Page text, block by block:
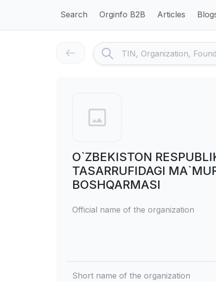
Search Orginfo B2B Articles
O`ZBEKISTON
TASARRUFIDAGI
BOSHQARMASI
Official name of the organization
Short name of the organization